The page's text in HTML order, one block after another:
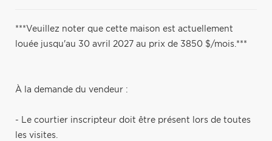
***Veuillez noter que cette maison est actuellement
louée jusqu'au 30 avril 2027 au prix de 3850 $/mois.***
À la demande du vendeur :
- Le courtier inscripteur doit être présent lors de toutes
les visites.